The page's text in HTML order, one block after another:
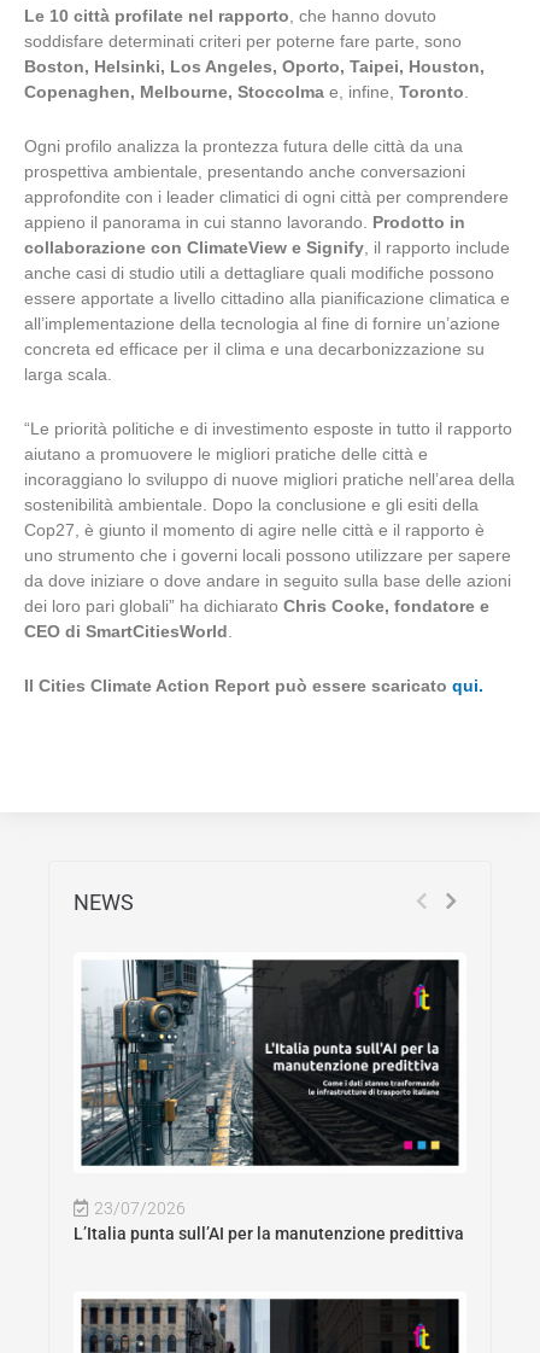
Le 10 città profilate nel rapporto, che hanno dovuto
soddisfare determinati criteri per poterne fare parte, sono
Boston, Helsinki, Los Angeles, Oporto, Taipei, Houston,
Copenaghen, Melbourne, Stoccolma e, infine, Toronto.
Ogni profilo analizza la prontezza futura delle città da una
prospettiva ambientale, presentando anche conversazioni
approfondite con i leader climatici di ogni città per comprendere
appieno il panorama in cui stanno lavorando. Prodotto in
collaborazione con ClimateView e Signify, il rapporto include
anche casi di studio utili a dettagliare quali modifiche possono
essere apportate a livello cittadino alla pianificazione climatica e
all’implementazione della tecnologia al fine di fornire un’azione
concreta ed efficace per il clima e una decarbonizzazione su
larga scala.
“Le priorità politiche e di investimento esposte in tutto il rapporto
aiutano a promuovere le migliori pratiche delle città e
incoraggiano lo sviluppo di nuove migliori pratiche nell’area della
sostenibilità ambientale. Dopo la conclusione e gli esiti della
Cop27, è giunto il momento di agire nelle città e il rapporto è
uno strumento che i governi locali possono utilizzare per sapere
da dove iniziare o dove andare in seguito sulla base delle azioni
dei loro pari globali” ha dichiarato Chris Cooke, fondatore e
CEO di SmartCitiesWorld .
Il Cities Climate Action Report può essere scaricato qui.
NEWS
23/07/2026
L’Italia punta sull’AI per la manutenzione predittiva